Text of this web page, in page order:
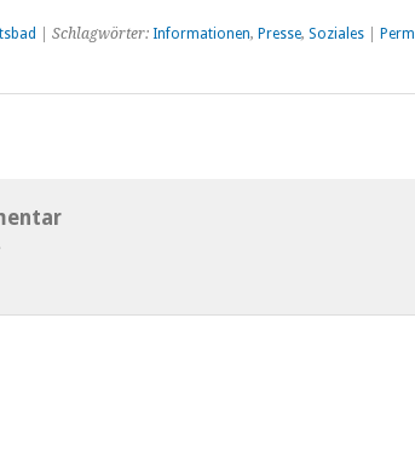
| Schlagwörter: Informationen, Presse, Soziales